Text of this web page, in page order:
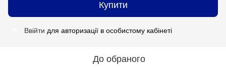
Купити
Ввійти для авторизації в особистому кабінеті
До обраного